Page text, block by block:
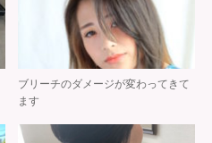
ブリーチのダメージが変わってきて
ます